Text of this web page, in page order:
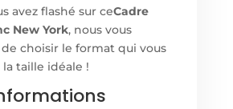
avez flashé sur ceCadre
New York, nous vous
choisir le format qui vous
taille idéale !